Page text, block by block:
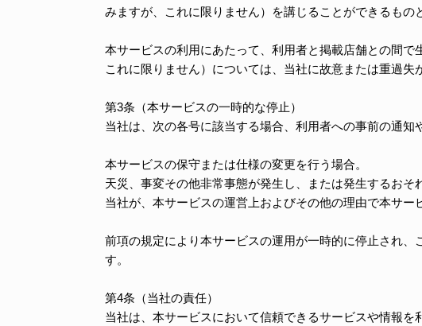
みますが、これに限りません）を講じることができるもの
本サービスの利用にあたって、利用者と掲載店舗との間
これに限りません）については、当社に故意または重過
第3条（本サービスの一時的な停止）
当社は、次の各号に該当する場合、利用者への事前の通知
本サービスの保守または仕様の変更を行う場合。
天災、事変その他非常事態が発生し、または発生するおそ
当社が、本サービスの運営上およびその他の理由で本サー
前項の規定により本サービスの運用が一時的に停止され
す。
第4条（当社の責任）
当社は、本サービスにおいて信頼できるサービスや情報